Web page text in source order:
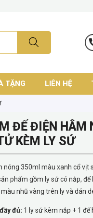
TẶNG LIÊN HỆ
ĐẾ ĐIỆN HÂM
KÈM LY SỨ
nóng 350ml màu xanh cổ
phẩm gồm ly sứ có nắp,
nhũ vàng trên ly và dán
đủ: 1 ly sứ kèm nắp + 1